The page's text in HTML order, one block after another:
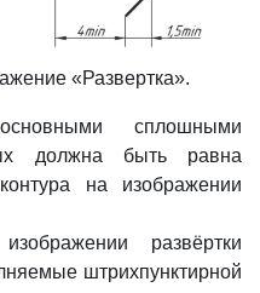
«Развертка».
сплошными
должна быть равна
на изображении
развёртки
штрихпунктирной